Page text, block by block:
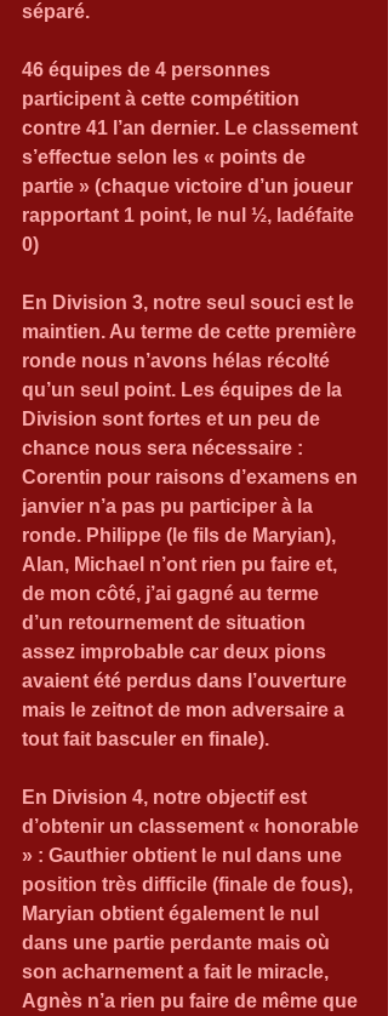
séparé.
46 équipes de 4 personnes
participent à cette compétition
contre 41 l’an dernier. Le classement
s’effectue selon les « points de
partie » (chaque victoire d’un joueur
rapportant 1 point, le nul ½, ladéfaite
0)
En Division 3, notre seul souci est le
maintien. Au terme de cette première
ronde nous n’avons hélas récolté
qu’un seul point. Les équipes de la
Division sont fortes et un peu de
chance nous sera nécessaire :
Corentin pour raisons d’examens en
janvier n’a pas pu participer à la
ronde. Philippe (le fils de Maryian),
Alan, Michael n’ont rien pu faire et,
de mon côté, j’ai gagné au terme
d’un retournement de situation
assez improbable car deux pions
avaient été perdus dans l’ouverture
mais le zeitnot de mon adversaire a
tout fait basculer en finale).
En Division 4, notre objectif est
d’obtenir un classement « honorable
» : Gauthier obtient le nul dans une
position très difficile (finale de fous),
Maryian obtient également le nul
dans une partie perdante mais où
son acharnement a fait le miracle,
Agnès n’a rien pu faire de même que